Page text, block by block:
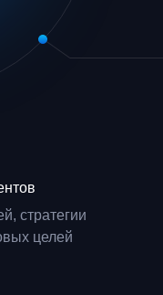
стратегии
целей